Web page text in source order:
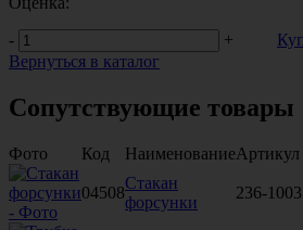
-
+
Вернуться в каталог
Сопутствующие товары
Фото Код НаименованиеАртикул
04508
Стакан
форсунки
236-